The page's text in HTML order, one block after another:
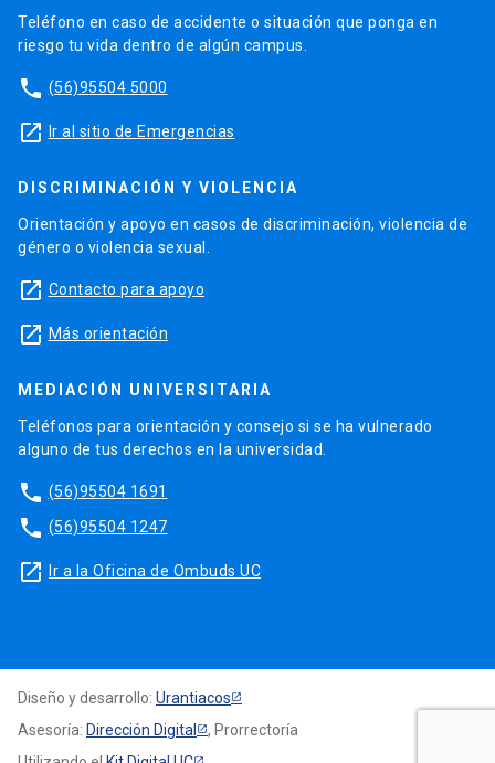
Teléfono en caso de accidente o situación que ponga en
riesgo tu vida dentro de algún campus.
phone (56)95504 5000
launch Ir al sitio de Emergencias
DISCRIMINACIÓN Y VIOLENCIA
Orientación y apoyo en casos de discriminación, violencia de
género o violencia sexual.
launch Contacto para apoyo
launch Más orientación
MEDIACIÓN UNIVERSITARIA
Teléfonos para orientación y consejo si se ha vulnerado
alguno de tus derechos en la universidad.
phone (56)95504 1691
phone (56)95504 1247
launch Ir a la Oficina de Ombuds UC
Diseño y desarrollo: Urantiacos
Asesoría: Dirección Digital
, Prorrectoría